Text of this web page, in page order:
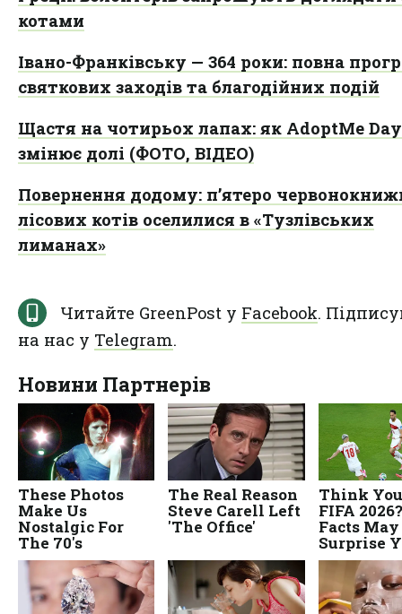
котами
Івано-Франківську — 364 роки: повна
святкових заходів та благодійних подій
Щастя на чотирьох лапах: як AdoptMe
змінює долі (ФОТО, ВІДЕО)
Повернення додому: п’ятеро
лісових котів оселилися в «Тузлівських
лиманах»
Читайте GreenPost у Facebook.
на нас у Telegram.